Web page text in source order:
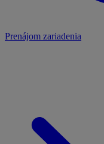
Prenájom zariadenia